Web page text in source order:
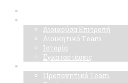
Διοικούσα Επιτροπή
Διοικητικό Τeam
Ιστορία
Εγκαταστάσεις
Προπονητικό Team